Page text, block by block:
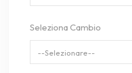
Seleziona Cambio
--Selezionare--